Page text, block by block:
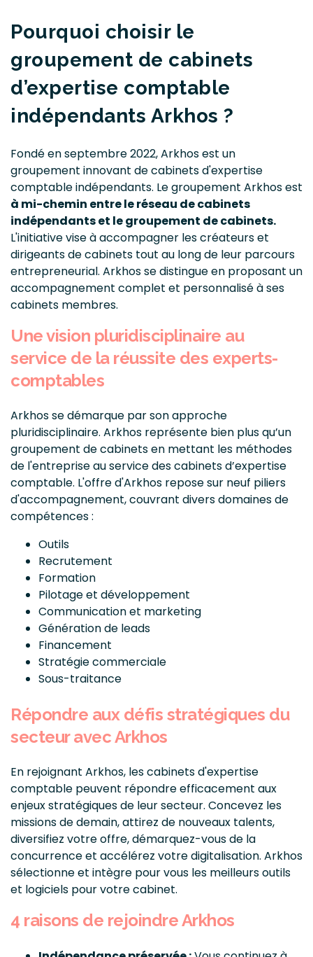
Pourquoi choisir le
groupement de cabinets
d’expertise comptable
indépendants Arkhos ?
Fondé en septembre 2022, Arkhos est un
groupement innovant de cabinets d'expertise
comptable indépendants. Le groupement Arkhos est
à mi-chemin entre le réseau de cabinets
indépendants et le groupement de cabinets.
L'initiative vise à accompagner les créateurs et
dirigeants de cabinets tout au long de leur parcours
entrepreneurial. Arkhos se distingue en proposant un
accompagnement complet et personnalisé à ses
cabinets membres.
Une vision pluridisciplinaire au
service de la réussite des experts-
comptables
Arkhos se démarque par son approche
pluridisciplinaire. Arkhos représente bien plus qu’un
groupement de cabinets en mettant les méthodes
de l'entreprise au service des cabinets d’expertise
comptable. L'offre d'Arkhos repose sur neuf piliers
d'accompagnement, couvrant divers domaines de
compétences :
Outils
Recrutement
Formation
Pilotage et développement
Communication et marketing
Génération de leads
Financement
Stratégie commerciale
Sous-traitance
Répondre aux défis stratégiques du
secteur avec Arkhos
En rejoignant Arkhos, les cabinets d'expertise
comptable peuvent répondre efficacement aux
enjeux stratégiques de leur secteur. Concevez les
missions de demain, attirez de nouveaux talents,
diversifiez votre offre, démarquez-vous de la
concurrence et accélérez votre digitalisation. Arkhos
sélectionne et intègre pour vous les meilleurs outils
et logiciels pour votre cabinet.
4 raisons de rejoindre Arkhos